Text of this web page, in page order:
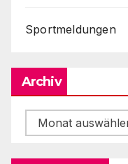
Sportmeldungen
Archiv
Archiv